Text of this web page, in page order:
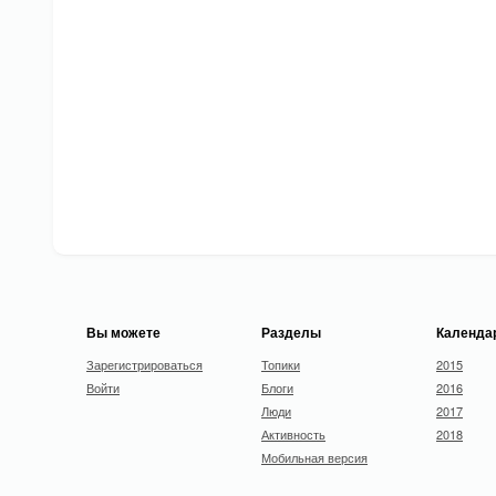
Вы можете
Зарегистрироваться
Войти
Разделы
Топики
Блоги
Люди
Активность
Мобильная версия
2015
2016
2017
2018